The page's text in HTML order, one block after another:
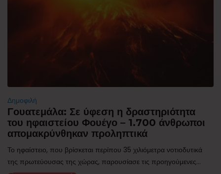
Δημοφιλή
Γουατεμάλα: Σε ύφεση η δραστηριότητα
του ηφαιστείου Φουέγο – 1.700 άνθρωποι
απομακρύνθηκαν προληπτικά
Το ηφαίστειο, που βρίσκεται περίπου 35 χιλιόμετρα νοτιοδυτικά
της πρωτεύουσας της χώρας, παρουσίασε τις προηγούμενες...